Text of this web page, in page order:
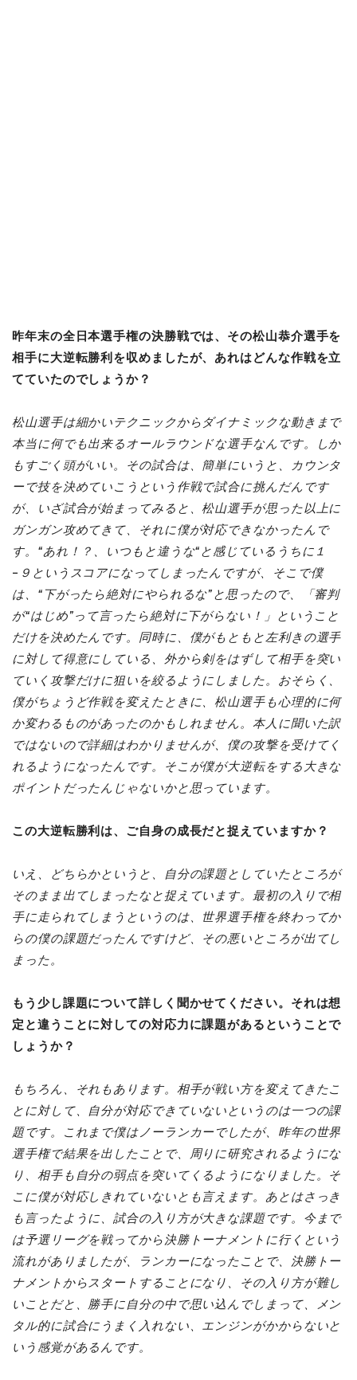
昨年末の全日本選手権の決勝戦では、その松山恭介選手を
相手に大逆転勝利を収めましたが、あれはどんな作戦を立
てていたのでしょうか？
松山選手は細かいテクニックからダイナミックな動きまで
本当に何でも出来るオールラウンドな選手なんです。しか
もすごく頭がいい。その試合は、簡単にいうと、カウンタ
ーで技を決めていこうという作戦で試合に挑んだんです
が、いざ試合が始まってみると、松山選手が思った以上に
ガンガン攻めてきて、それに僕が対応できなかったんで
す。“あれ！？、いつもと違うな“と感じているうちに１
−９というスコアになってしまったんですが、そこで僕
は、“下がったら絶対にやられるな”と思ったので、「審判
が“はじめ”って言ったら絶対に下がらない！」ということ
だけを決めたんです。同時に、僕がもともと左利きの選手
に対して得意にしている、外から剣をはずして相手を突い
ていく攻撃だけに狙いを絞るようにしました。おそらく、
僕がちょうど作戦を変えたときに、松山選手も心理的に何
か変わるものがあったのかもしれません。本人に聞いた訳
ではないので詳細はわかりませんが、僕の攻撃を受けてく
れるようになったんです。そこが僕が大逆転をする大きな
ポイントだったんじゃないかと思っています。
この大逆転勝利は、ご自身の成長だと捉えていますか？
いえ、どちらかというと、自分の課題としていたところが
そのまま出てしまったなと捉えています。最初の入りで相
手に走られてしまうというのは、世界選手権を終わってか
らの僕の課題だったんですけど、その悪いところが出てし
まった。
もう少し課題について詳しく聞かせてください。それは想
定と違うことに対しての対応力に課題があるということで
しょうか？
もちろん、それもあります。相手が戦い方を変えてきたこ
とに対して、自分が対応できていないというのは一つの課
題です。これまで僕はノーランカーでしたが、昨年の世界
選手権で結果を出したことで、周りに研究されるようにな
り、相手も自分の弱点を突いてくるようになりました。そ
こに僕が対応しきれていないとも言えます。あとはさっき
も言ったように、試合の入り方が大きな課題です。今まで
は予選リーグを戦ってから決勝トーナメントに行くという
流れがありましたが、ランカーになったことで、決勝トー
ナメントからスタートすることになり、その入り方が難し
いことだと、勝手に自分の中で思い込んでしまって、メン
タル的に試合にうまく入れない、エンジンがかからないと
いう感覚があるんです。